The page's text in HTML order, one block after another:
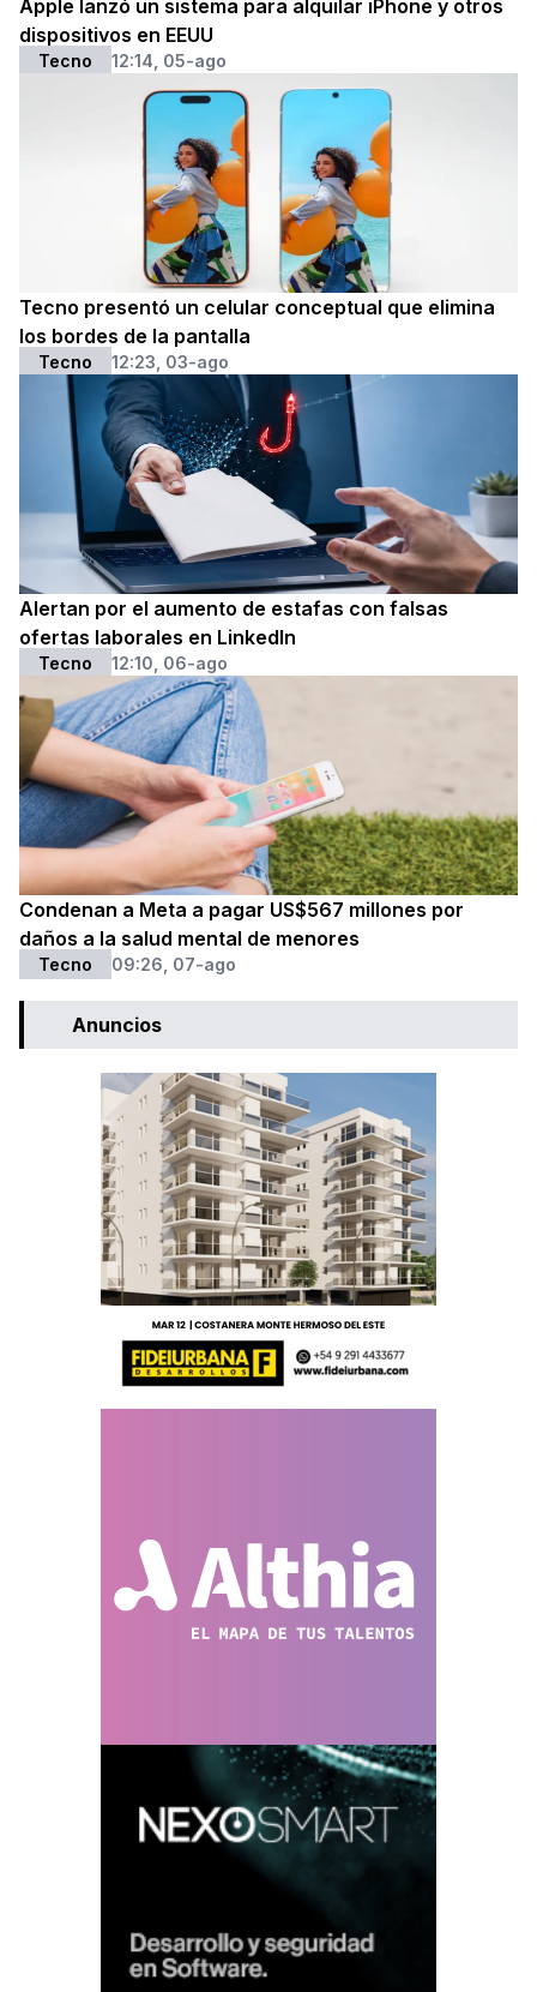
Apple lanzó un sistema para alquilar iPhone y otros
dispositivos en EEUU
Tecno 12:14, 05-ago
Tecno presentó un celular conceptual que elimina
los bordes de la pantalla
Tecno 12:23, 03-ago
Alertan por el aumento de estafas con falsas
ofertas laborales en LinkedIn
Tecno 12:10, 06-ago
Condenan a Meta a pagar US$567 millones por
daños a la salud mental de menores
Tecno 09:26, 07-ago
Anuncios